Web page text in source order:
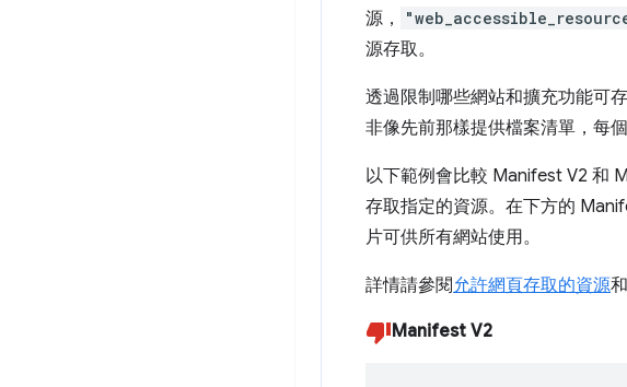
源，
源存取。
透過限制哪些網站和擴充功能可
非像先前那樣提供檔案清單，每
以下範例會比較 Manifest V2 和
存取指定的資源。在下方的
片可供所有網站使用。
詳情請參閱允許網頁存取的資源和
Manifest V2